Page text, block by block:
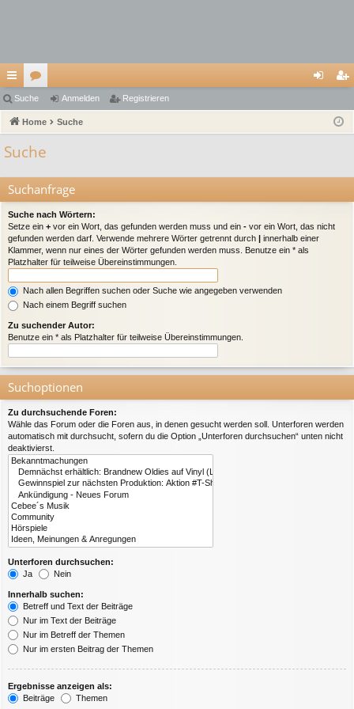
ch
ne
llz
riff
or
en ist
Suche Anmelden Registrieren
Home Suche
Suche
Suchanfrage
Suche nach Wörtern:
Setze ein + vor ein Wort, das gefunden werden muss und ein - vor ein Wort, das nicht
gefunden werden darf. Verwende mehrere Wörter getrennt durch | innerhalb einer
Klammer, wenn nur eines der Wörter gefunden werden muss. Benutze ein * als
Platzhalter für teilweise Übereinstimmungen.
Nach allen Begriffen suchen oder Suche wie angegeben verwenden
Nach einem Begriff suchen
Zu suchender Autor:
Benutze ein * als Platzhalter für teilweise Übereinstimmungen.
Suchoptionen
Zu durchsuchende Foren:
Wähle das Forum oder die Foren aus, in denen gesucht werden soll. Unterforen werden
automatisch mit durchsucht, sofern du die Option „Unterforen durchsuchen“ unten nicht
deaktivierst.
Unterforen durchsuchen:
Ja
Nein
Innerhalb suchen:
Betreff und Text der Beiträge
Nur im Text der Beiträge
Nur im Betreff der Themen
Nur im ersten Beitrag der Themen
Ergebnisse anzeigen als:
Beiträge
Themen